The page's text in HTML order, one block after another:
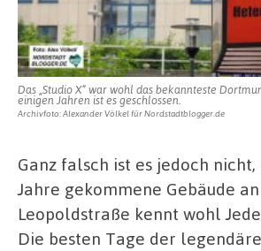
Das „Studio X“ war wohl das bekannteste
einigen Jahren ist es geschlossen.
Archivfoto: Alexander Völkel für Nordstadtblogger.de
Ganz falsch ist es jedoch
Jahre gekommene Gebäude
Leopoldstraße kennt wohl
Die besten Tage der